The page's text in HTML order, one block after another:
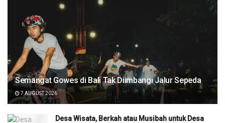
Semangat Gowes di Bali Tak Diimbangi Jalur Sepeda
7 AUGUST 2026
Desa Wisata, Berkah atau Musibah untuk Desa